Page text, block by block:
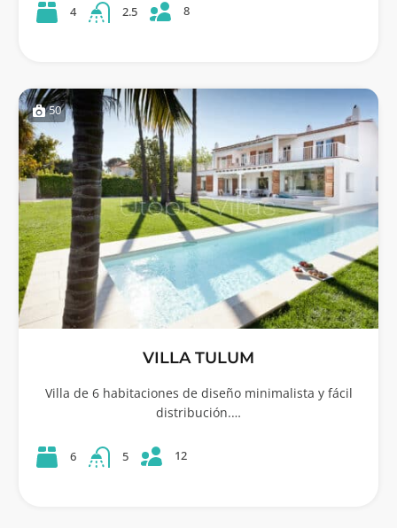
4 2.5 8
50
VILLA TULUM
Villa de 6 habitaciones de diseño minimalista y fácil
distribución.…
6 5 12